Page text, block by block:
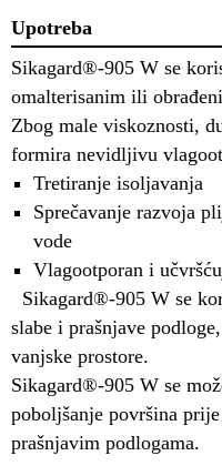
Upotreba
Sikagard®-905 W se
omalterisanim ili
Zbog male viskoznosti,
formira nevidljivu
Tretiranje isoljavanja
Sprečavanje razvoja
vode
Vlagootporan i
Sikagard®-905 W se
slabe i prašnjave
vanjske prostore.
Sikagard®-905 W se
poboljšanje površina
prašnjavim podlogama.